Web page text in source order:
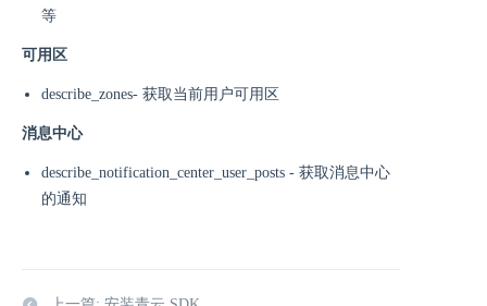
等
可用区
describe_zones- 获取当前用户可用区
消息中心
describe_notification_center_user_posts - 获取消息中心
的通知